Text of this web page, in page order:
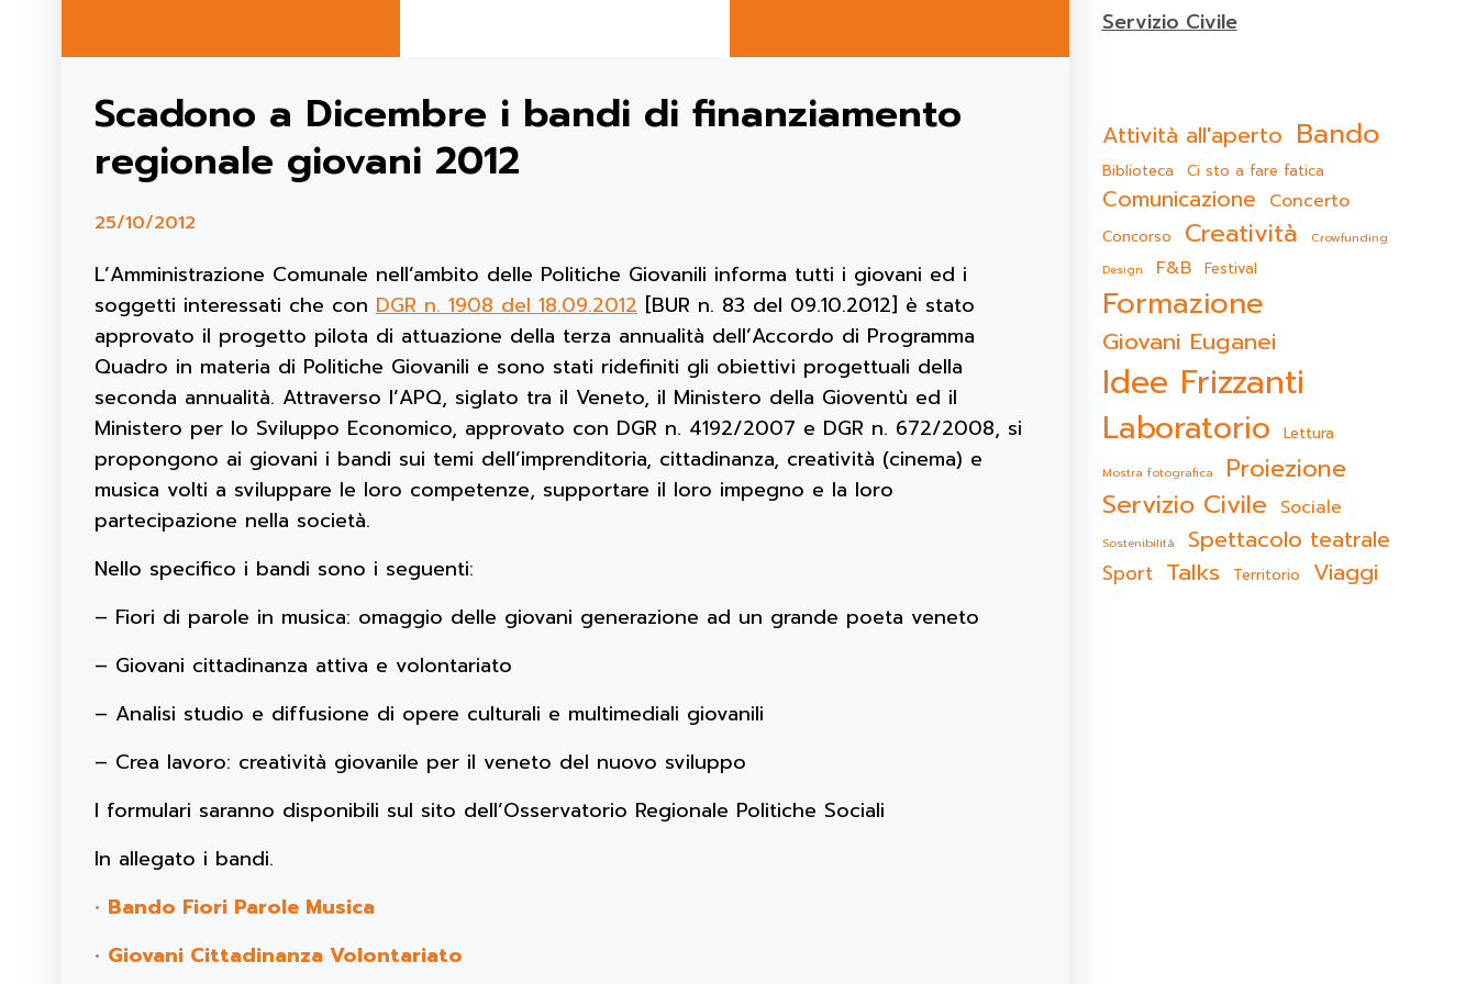
Scadono a Dicembre i bandi di finanziamento
regionale giovani 2012
25/10/2012
L’Amministrazione Comunale nell’ambito delle Politiche Giovanili informa tutti i giovani ed i
soggetti interessati che con DGR n. 1908 del 18.09.2012 [BUR n. 83 del 09.10.2012] è stato
approvato il progetto pilota di attuazione della terza annualità dell’Accordo di Programma
Quadro in materia di Politiche Giovanili e sono stati ridefiniti gli obiettivi progettuali della
seconda annualità. Attraverso l’APQ, siglato tra il Veneto, il Ministero della Gioventù ed il
Ministero per lo Sviluppo Economico, approvato con DGR n. 4192/2007 e DGR n. 672/2008, si
propongono ai giovani i bandi sui temi dell’imprenditoria, cittadinanza, creatività (cinema) e
musica volti a sviluppare le loro competenze, supportare il loro impegno e la loro
partecipazione nella società.
Nello specifico i bandi sono i seguenti:
– Fiori di parole in musica: omaggio delle giovani generazione ad un grande poeta veneto
– Giovani cittadinanza attiva e volontariato
– Analisi studio e diffusione di opere culturali e multimediali giovanili
– Crea lavoro: creatività giovanile per il veneto del nuovo sviluppo
I formulari saranno disponibili sul sito dell’Osservatorio Regionale Politiche Sociali
In allegato i bandi.
• Bando Fiori Parole Musica
• Giovani Cittadinanza Volontariato
Servizio Civile
Attività all'aperto Bando
Biblioteca Ci sto a fare fatica
Comunicazione Concerto
Concorso Creatività
Crowfunding
Design
F&B Festival
Formazione
Giovani Euganei
Idee Frizzanti
Laboratorio Lettura
Mostra fotografica Proiezione
Servizio Civile Sociale
Sostenibilità Spettacolo teatrale
Sport Talks Territorio Viaggi